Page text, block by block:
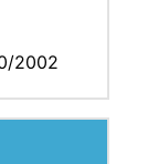
2002